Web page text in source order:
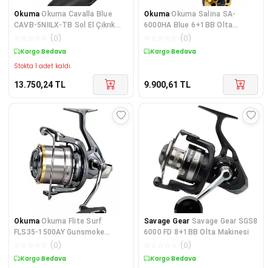
Okuma Okuma Cavalla Blue
CAVB-5NIILX-TB Sol El Çıkrık
(0)
Kargo Bedava
Stokta 1 adet kaldı.
13.750,24 TL
Okuma Okuma Salina SA-
6000HA Blue 6+1BB Olta
(0)
Kargo Bedava
9.900,61 TL
Okuma Okuma Flite Surf
FLS35-1500AY Gunsmoke
9+1BB Olta Makinesi
(0)
Kargo Bedava
Savage Gear Savage Gear SGS8
6000 FD 8+1BB Olta Makinesi
(0)
Kargo Bedava